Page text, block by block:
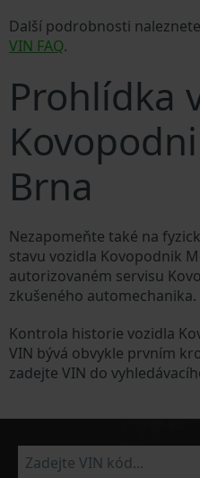
Další podrobnosti
VIN FAQ.
Prohlídka
Brna
Nezapomeňte také na
stavu vozidla Kovopodnik
autorizovaném servisu
zkušeného automechanika.
Kontrola historie vozidla
VIN bývá obvykle prvním
zadejte VIN do